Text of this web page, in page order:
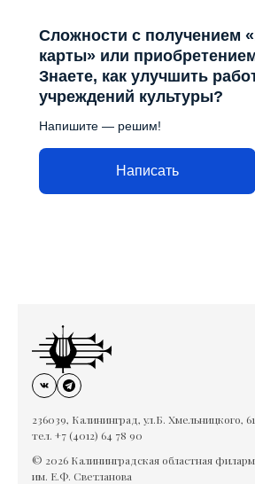
Сложности с получением
карты» или
Знаете, как улучшить
учреждений культуры?
Напишите — решим!
Написать
236039, Калининград, ул.Б. Хмельницкого,
тел. +7 (4012) 64 78 90
© 2026 Калининградская областная
им. Е.Ф. Светланова